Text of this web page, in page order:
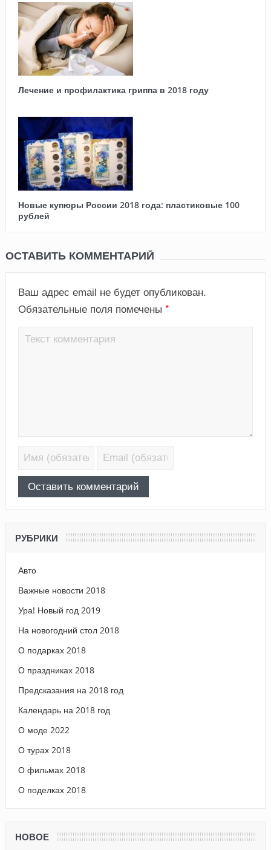
Лечение и профилактика гриппа в 2018 году
Новые купюры России 2018 года: пластиковые 100
рублей
ОСТАВИТЬ КОММЕНТАРИЙ
Ваш адрес email не будет опубликован.
Обязательные поля помечены *
РУБРИКИ
Авто
Важные новости 2018
Ура! Новый год 2019
На новогодний стол 2018
О подарках 2018
О праздниках 2018
Предсказания на 2018 год
Календарь на 2018 год
О моде 2022
О турах 2018
О фильмах 2018
О поделках 2018
НОВОЕ